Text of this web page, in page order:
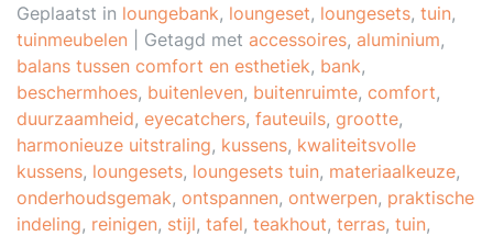
Geplaatst in loungebank, loungeset, loungesets, tuin,
tuinmeubelen
Getagd met accessoires, aluminium,
balans tussen comfort en esthetiek, bank,
beschermhoes, buitenleven, buitenruimte, comfort,
duurzaamheid, eyecatchers, fauteuils, grootte,
harmonieuze uitstraling, kussens, kwaliteitsvolle
kussens, loungesets, loungesets tuin, materiaalkeuze,
onderhoudsgemak, ontspannen, ontwerpen, praktische
indeling, reinigen, stijl, tafel, teakhout, terras, tuin,